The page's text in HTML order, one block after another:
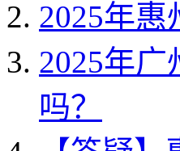
2025年
2025年
吗？